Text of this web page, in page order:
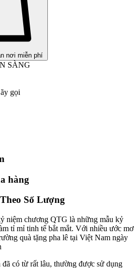
nơi miễn phí
SÀNG
gọi
hàng
Số Lượng
niệm chương QTG là những mẫu kỷ
tỉ mỉ tinh tế bắt mắt. Với nhiều ước mơ
quà tặng pha lê tại Việt Nam ngày
có từ rất lâu, thường được sử dụng